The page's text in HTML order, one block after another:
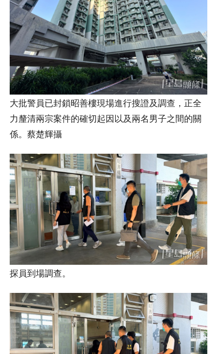
大批警員已封鎖昭善樓現場進行搜證及調查，正全
力釐清兩宗案件的確切起因以及兩名男子之間的關
係。蔡楚輝攝
探員到場調查。